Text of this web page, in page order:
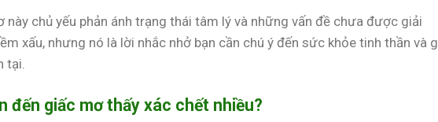
này chủ yếu phản ánh trạng thái tâm lý và những vấn đề chưa được giải
xấu, nhưng nó là lời nhắc nhở bạn cần chú ý đến sức khỏe tinh thần và
tại.
đến giấc mơ thấy xác chết nhiều?